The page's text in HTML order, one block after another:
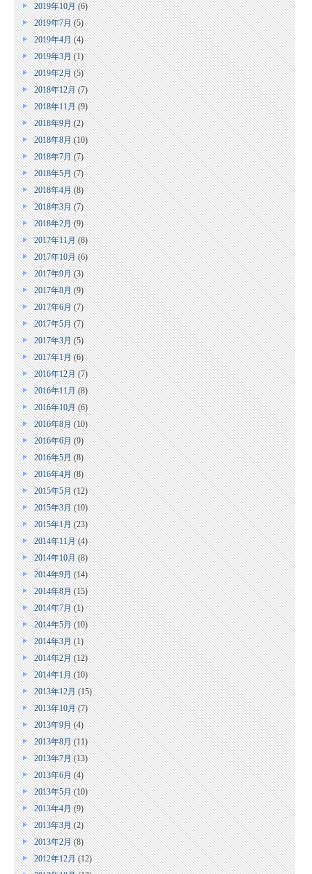
2019年10月(6)
2019年7月(5)
2019年4月(4)
2019年3月(1)
2019年2月(5)
2018年12月(7)
2018年11月(9)
2018年9月(2)
2018年8月(10)
2018年7月(7)
2018年5月(7)
2018年4月(8)
2018年3月(7)
2018年2月(9)
2017年11月(8)
2017年10月(6)
2017年9月(3)
2017年8月(9)
2017年6月(7)
2017年5月(7)
2017年3月(5)
2017年1月(6)
2016年12月(7)
2016年11月(8)
2016年10月(6)
2016年8月(10)
2016年6月(9)
2016年5月(8)
2016年4月(8)
2015年5月(12)
2015年3月(10)
2015年1月(23)
2014年11月(4)
2014年10月(8)
2014年9月(14)
2014年8月(15)
2014年7月(1)
2014年5月(10)
2014年3月(1)
2014年2月(12)
2014年1月(10)
2013年12月(15)
2013年10月(7)
2013年9月(4)
2013年8月(11)
2013年7月(13)
2013年6月(4)
2013年5月(10)
2013年4月(9)
2013年3月(2)
2013年2月(8)
2012年12月(12)